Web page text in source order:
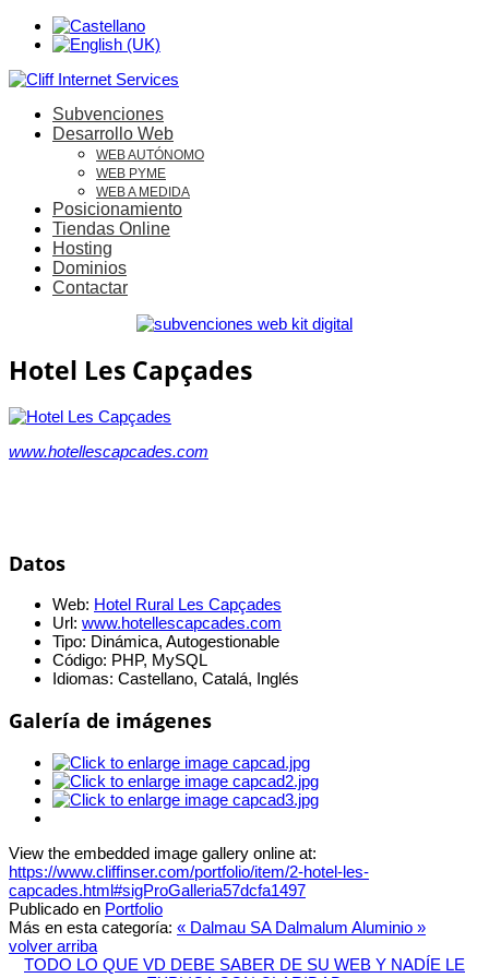
Subvenciones
Desarrollo Web
WEB AUTÓNOMO
WEB PYME
WEB A MEDIDA
Posicionamiento
Tiendas Online
Hosting
Dominios
Contactar
Hotel Les Capçades
www.hotellescapcades.com
Datos
Web: Hotel Rural Les Capçades
Url: www.hotellescapcades.com
Tipo: Dinámica, Autogestionable
Código: PHP, MySQL
Idiomas: Castellano, Catalá, Inglés
Galería de imágenes
View the embedded image gallery online at:
https://www.cliffinser.com/portfolio/item/2-hotel-les-
capcades.html#sigProGalleria57dcfa1497
Publicado en Portfolio
Más en esta categoría: « Dalmau SA Dalmalum Aluminio »
volver arriba
TODO LO QUE VD DEBE SABER DE SU WEB Y NADÍE LE